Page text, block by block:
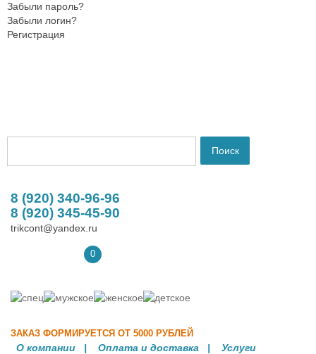
Забыли пароль?
Забыли логин?
Регистрация
8 (920) 340-96-96
8 (920) 345-45-90
trikcont@yandex.ru
0
ЗАКАЗ ФОРМИРУЕТСЯ ОТ 5000 РУБЛЕЙ
О компании | Оплата и доставка | Услуги